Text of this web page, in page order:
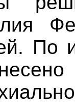
По